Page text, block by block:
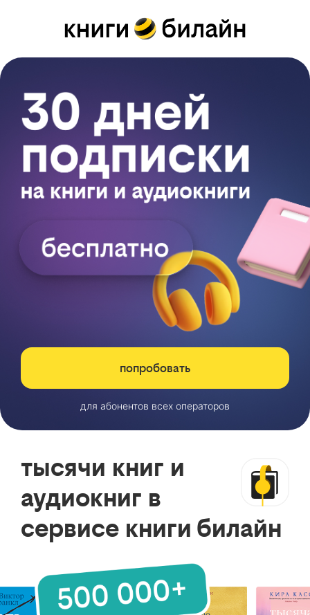
попробовать
для абонентов всех операторов
тысячи книг и
аудиокниг в
сервисе книги билайн